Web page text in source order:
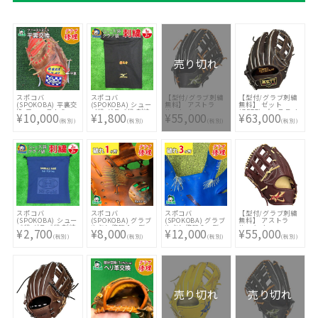
スポコバ
(SPOKOBA) 平裏交
換 ファーストミッ
ト 〈グラブ修理〉
グローブ修理 リペ
¥10,000(税別)
スポコバ
(SPOKOBA) シュー
ズ袋 グラブ袋 刺繍
1段2色 影 縁 〈刺繍
加工〉 ししゅう オ
ント カラー マルチ
カラー 持込 同時購
入 加工代金
¥1,800(税別)
売り切れ
【型付/グラブ刺繍
無料】 アストラ
ル・ケイ
(ASTRAL・K) 硬式
グラブ 外野手用 ボ
ックス型 右投げ ブ
TSURUGA JAPAN
AST-8K AST-BOX-
BLK1 [ 型付け無料
硬式グラブ刺繍2ヶ
所無料(単色のみ)※
縁取り・影付きの場
合、1ヶ所+3300円
(税込)]
¥55,000(税別)
【型付/グラブ刺繍
無料】 ゼット
(ZETT) プロステイ
タス 硬式オーダー
グラブ スポコバオ
リティ用 [ 型付け無
料 硬式グラブ刺繍2
ヶ所無料(単色の
み)※縁取り・影付
きの場合、1ヶ所
+3300円(税込)]
¥63,000(税別)
スポコバ
(SPOKOBA) シュー
ズ袋 グラブ袋 刺繍
2段2色 影 縁 〈刺繍
加工〉 ししゅう オ
ント カラー マルチ
カラー 持込 同時購
入 加工代金
¥2,700(税別)
スポコバ
(SPOKOBA) グラブ
やぶれ修理 1ヶ所
〈グラブ修理〉 グ
ローブ修理 リペア
¥8,000(税別)
スポコバ
(SPOKOBA) グラブ
やぶれ修理 3ヶ所
〈グラブ修理〉 グ
ローブ修理 リペア
ンス 縫い 修理
¥12,000(税別)
【型付/グラブ刺繍
無料】 アストラ
ル・ケイ
(ASTRAL・K) 硬式
グラブ 外野手用 鬼
げRH ワイン MADE
IN TSURUGA
JAPAN AST-8K
AST-BOX-WINGH [
型付け無料 硬式グ
ラブ刺繍2ヶ所無料
(単色のみ)※縁取
り・影付きの場合、
1ヶ所+3300円(税
¥55,000(税別)
売り切れ 売り切れ